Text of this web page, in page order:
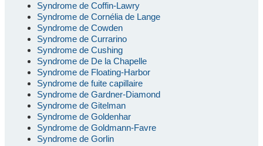
Syndrome de Coffin-Lawry
Syndrome de Cornélia de Lange
Syndrome de Cowden
Syndrome de Currarino
Syndrome de Cushing
Syndrome de De la Chapelle
Syndrome de Floating-Harbor
Syndrome de fuite capillaire
Syndrome de Gardner-Diamond
Syndrome de Gitelman
Syndrome de Goldenhar
Syndrome de Goldmann-Favre
Syndrome de Gorlin